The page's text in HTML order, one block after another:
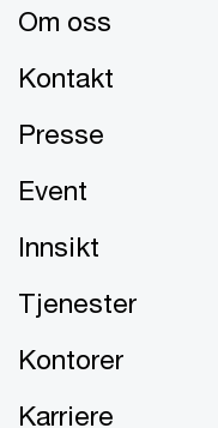
Om oss
Kontakt
Presse
Event
Innsikt
Tjenester
Kontorer
Karriere